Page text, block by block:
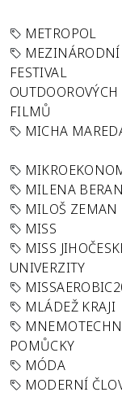
METROPOL
MEZINÁRODNÍ
FESTIVAL
OUTDOOROVÝCH
FILMŮ
MICHA
MILENA
MILOŠ ZEMAN
MISS
MISS
UNIVERZITY
MLÁDEŽ KRAJI
POMŮCKY
MÓDA
MODERNÍ